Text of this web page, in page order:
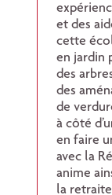
et des
cette
en jardin
des
des
de
à côté
en faire
avec la
anime
la